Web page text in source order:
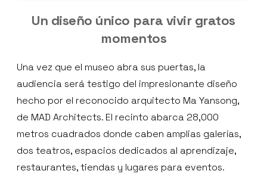
Un diseño único para vivir gratos
momentos
Una vez que el museo abra sus puertas, la
audiencia será testigo del impresionante diseño
hecho por el reconocido arquitecto Ma Yansong,
de MAD Architects. El recinto abarca 28,000
metros cuadrados donde caben amplias galerías,
dos teatros, espacios dedicados al aprendizaje,
restaurantes, tiendas y lugares para eventos.